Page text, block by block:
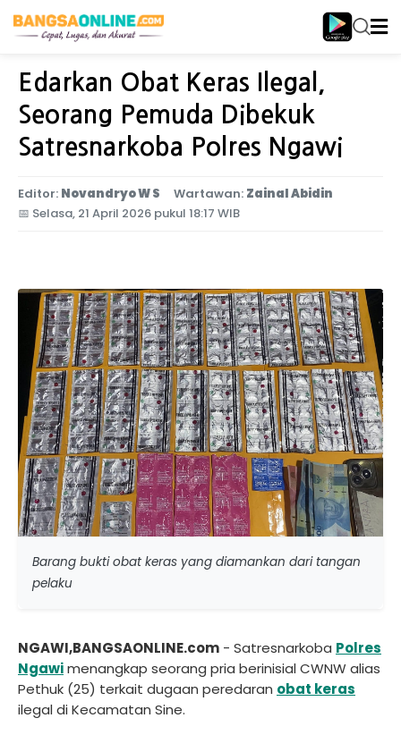
Home Jawa Timur
Edarkan Obat Keras Ilegal,
Seorang Pemuda Dibekuk
Satresnarkoba Polres Ngawi
Editor: Novandryo W S Wartawan: Zainal Abidin
📅 Selasa, 21 April 2026 pukul 18:17 WIB
Barang bukti obat keras yang diamankan dari tangan
pelaku
NGAWI,BANGSAONLINE.com - Satresnarkoba Polres
Ngawimenangkap seorang pria berinisial CWNW alias
Pethuk (25) terkait dugaan peredaran obat keras
ilegal di Kecamatan Sine.